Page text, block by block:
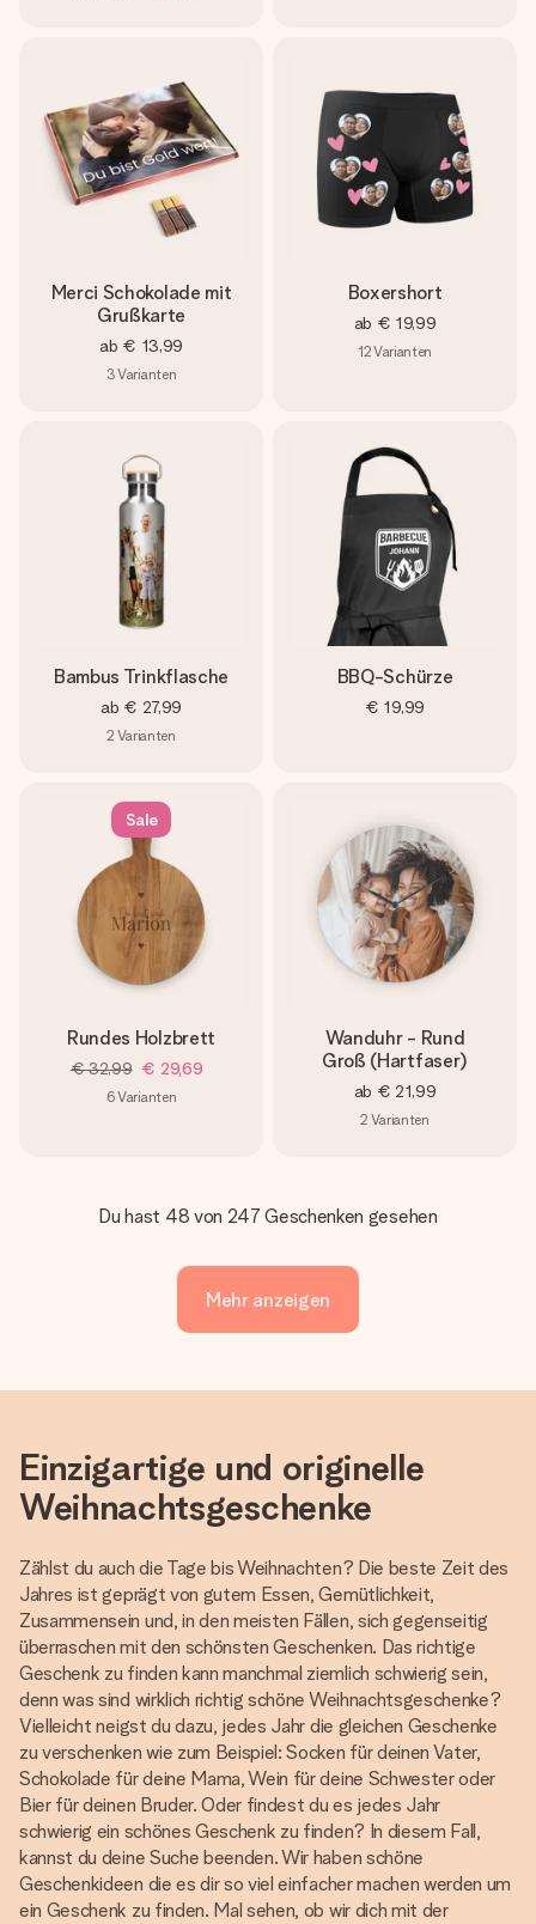
Merci Schokolade mit
Grußkarte
ab € 13,99
3Varianten
Boxershort
ab € 19,99
12Varianten
Bambus Trinkflasche
ab € 27,99
2 Varianten
BBQ-Schürze
€ 19,99
Sale
Rundes Holzbrett
€ 32,99 € 29,69
6Varianten
Wanduhr - Rund
Groß (Hartfaser)
ab € 21,99
2 Varianten
Du hast 48 von 247 Geschenken gesehen
Mehr anzeigen
Einzigartige und originelle
Weihnachtsgeschenke
Zählst du auch die Tage bis Weihnachten? Die beste Zeit des
Jahres ist geprägt von gutem Essen, Gemütlichkeit,
Zusammensein und, in den meisten Fällen, sich gegenseitig
überraschen mit den schönsten Geschenken. Das richtige
Geschenk zu finden kann manchmal ziemlich schwierig sein,
denn was sind wirklich richtig schöne Weihnachtsgeschenke?
Vielleicht neigst du dazu, jedes Jahr die gleichen Geschenke
zu verschenken wie zum Beispiel: Socken für deinen Vater,
Schokolade für deine Mama, Wein für deine Schwester oder
Bier für deinen Bruder. Oder findest du es jedes Jahr
schwierig ein schönes Geschenk zu finden? In diesem Fall,
kannst du deine Suche beenden. Wir haben schöne
Geschenkideen die es dir so viel einfacher machen werden um
ein Geschenk zu finden. Mal sehen, ob wir dich mit der